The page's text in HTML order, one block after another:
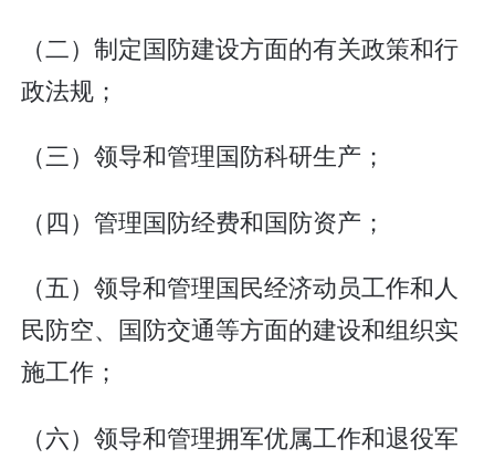
（二）制定国防建设方面的有关政策和行
政法规；
（三）领导和管理国防科研生产；
（四）管理国防经费和国防资产；
（五）领导和管理国民经济动员工作和人
民防空、国防交通等方面的建设和组织实
施工作；
（六）领导和管理拥军优属工作和退役军